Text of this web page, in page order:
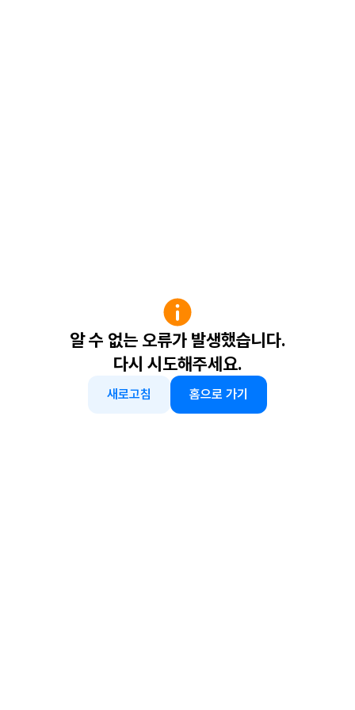
알 수 없는 오류가 발생했습니다.
다시 시도해주세요.
새로고침 홈으로 가기